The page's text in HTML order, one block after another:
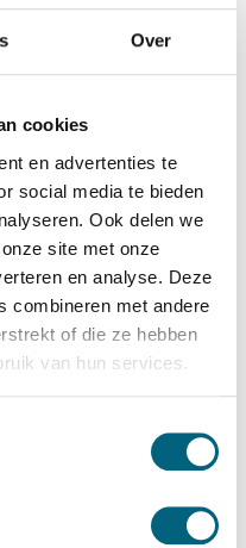
Over
cookies
en advertenties te
social media te bieden
Ook delen we
site met onze
en analyse. Deze
combineren met andere
of die ze hebben
van hun services.
brand en
1 / grade I / CEN 1
gecertificeerd in de
1 (120 minuten